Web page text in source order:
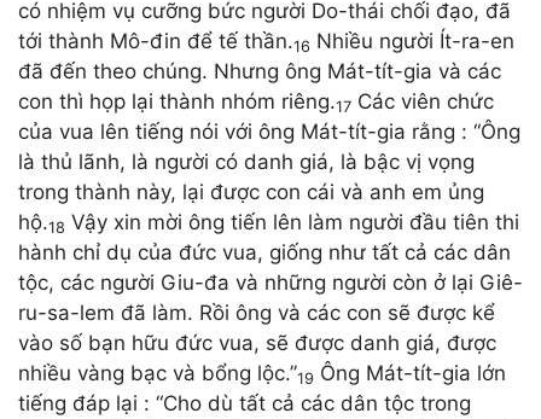
có nhiệm vụ cưỡng bức người Do-thái chối đạo, đã
tới thành Mô-đin để tế thần.16 Nhiều người Ít-ra-en
đã đến theo chúng. Nhưng ông Mát-tít-gia và các
con thì họp lại thành nhóm riêng.17 Các viên chức
của vua lên tiếng nói với ông Mát-tít-gia rằng : “Ông
là thủ lãnh, là người có danh giá, là bậc vị vọng
trong thành này, lại được con cái và anh em ủng
hộ.18 Vậy xin mời ông tiến lên làm người đầu tiên thi
hành chỉ dụ của đức vua, giống như tất cả các dân
tộc, các người Giu-đa và những người còn ở lại Giê-
ru-sa-lem đã làm. Rồi ông và các con sẽ được kể
vào số bạn hữu đức vua, sẽ được danh giá, được
nhiều vàng bạc và bổng lộc.”19 Ông Mát-tít-gia lớn
tiếng đáp lại : “Cho dù tất cả các dân tộc trong